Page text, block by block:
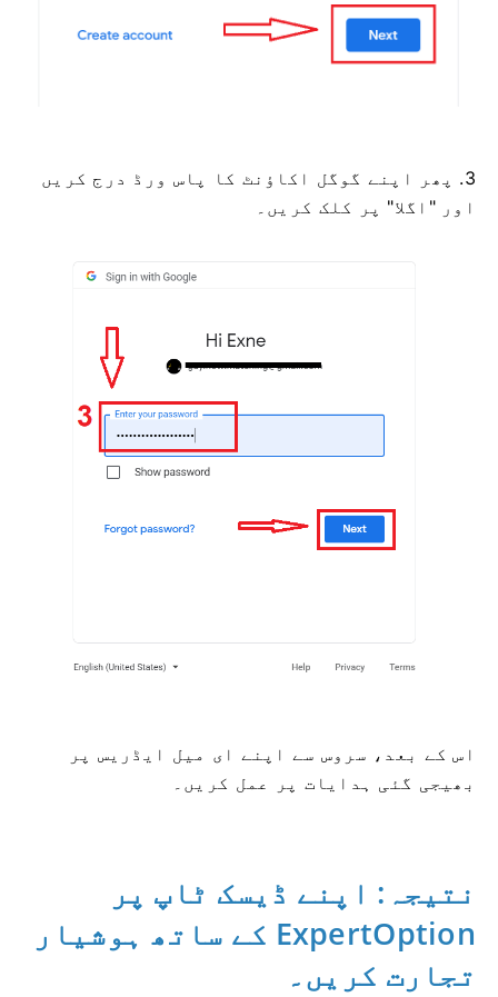
3. پھر اپنے گوگل اکاؤنٹ کا پاس ورڈ درج کریں
اور "اگلا" پر کلک کریں۔
اس کے بعد، سروس سے اپنے ای میل ایڈریس پر
بھیجی گئی ہدایات پر عمل کریں۔
نتیجہ: اپنے ڈیسک ٹاپ پر
ExpertOption کے ساتھ ہوشیار
تجارت کریں۔